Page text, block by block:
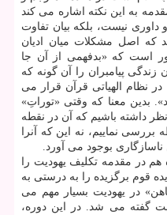
به این نكته اشاره می كند
نیست، بلكه بیان تفاوت
كه اصل مشكلات میان ادیان
است كه «بدفهمی از آن جا
پیامبران را آن گونه كه
نظام الهیاتی قرآن قرار می
بدین معنا كه وقتی «توراتِ»
نظر داشته باشیم كه آن در نقطه
بررسی نماییم، نه این كه آنرا
بوجود می آورد.
هم در مقدمه تكلیف یهودیت را
قوم برگزیده را به درستی به
در یهودیت بسیار مهم می
گفته می شد. در این دوره،